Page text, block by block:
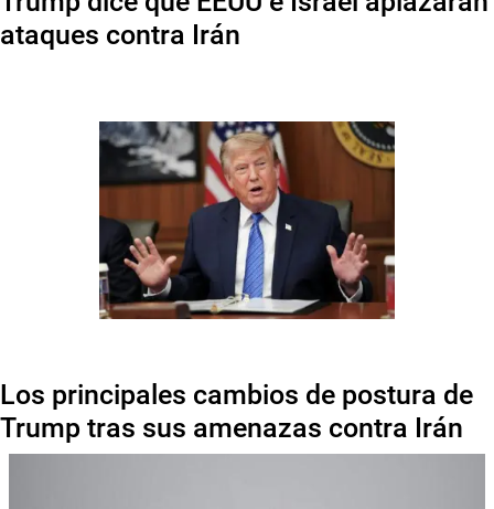
ataques contra Irán
Los principales cambios de postura de
Trump tras sus amenazas contra Irán